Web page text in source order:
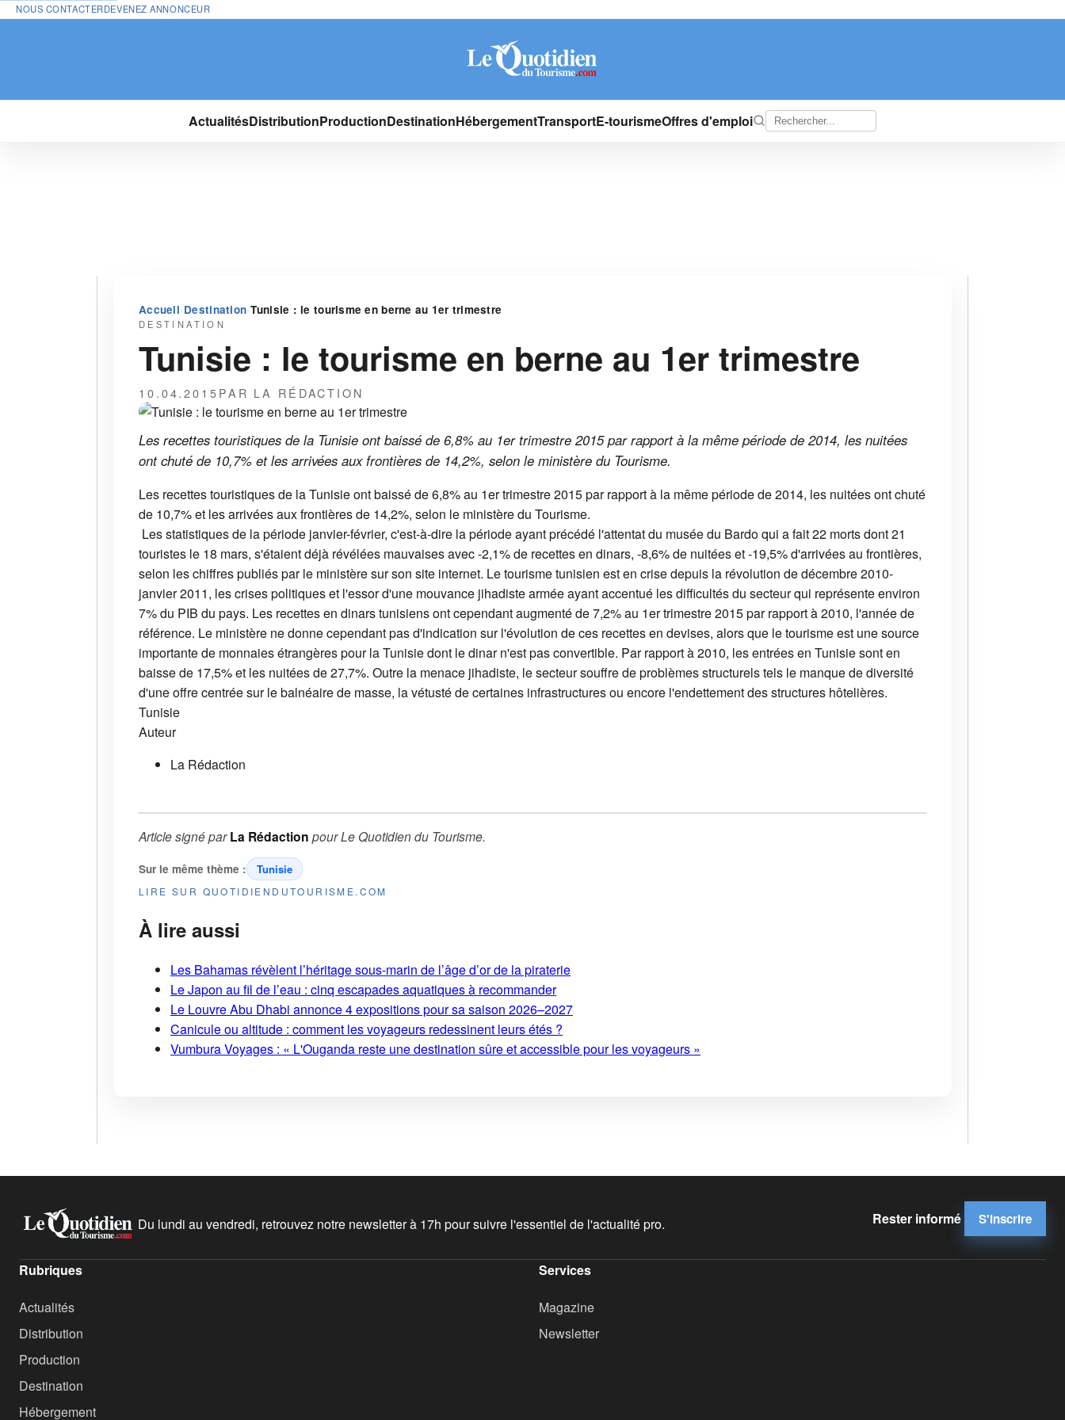
NOUS CONTACTERDEVENEZ ANNONCEUR
ActualitésDistributionProductionDestinationHébergementTransportE-tourismeOffres d'emploi
Accueil›Destination›Tunisie : le tourisme en berne au 1er trimestre
DESTINATION
Tunisie : le tourisme en berne au 1er trimestre
10.04.2015PAR LA RÉDACTION
Les recettes touristiques de la Tunisie ont baissé de 6,8% au 1er trimestre 2015 par rapport à la même période de 2014, les nuitées
ont chuté de 10,7% et les arrivées aux frontières de 14,2%, selon le ministère du Tourisme.
Les recettes touristiques de la Tunisie ont baissé de 6,8% au 1er trimestre 2015 par rapport à la même période de 2014, les nuitées ont chuté
de 10,7% et les arrivées aux frontières de 14,2%, selon le ministère du Tourisme.
Les statistiques de la période janvier-février, c'est-à-dire la période ayant précédé l'attentat du musée du Bardo qui a fait 22 morts dont 21
touristes le 18 mars, s'étaient déjà révélées mauvaises avec -2,1% de recettes en dinars, -8,6% de nuitées et -19,5% d'arrivées au frontières,
selon les chiffres publiés par le ministère sur son site internet. Le tourisme tunisien est en crise depuis la révolution de décembre 2010-
janvier 2011, les crises politiques et l'essor d'une mouvance jihadiste armée ayant accentué les difficultés du secteur qui représente environ
7% du PIB du pays. Les recettes en dinars tunisiens ont cependant augmenté de 7,2% au 1er trimestre 2015 par rapport à 2010, l'année de
référence. Le ministère ne donne cependant pas d'indication sur l'évolution de ces recettes en devises, alors que le tourisme est une source
importante de monnaies étrangères pour la Tunisie dont le dinar n'est pas convertible. Par rapport à 2010, les entrées en Tunisie sont en
baisse de 17,5% et les nuitées de 27,7%. Outre la menace jihadiste, le secteur souffre de problèmes structurels tels le manque de diversité
d'une offre centrée sur le balnéaire de masse, la vétusté de certaines infrastructures ou encore l'endettement des structures hôtelières.
Tunisie
Auteur
La Rédaction
Article signé parLa Rédaction pourLe Quotidien du Tourisme.
Sur le même thème : Tunisie
LIRE SUR QUOTIDIENDUTOURISME.COM
À lire aussi
Les Bahamas révèlent l’héritage sous-marin de l’âge d’or de la piraterie
Le Japon au fil de l’eau : cinq escapades aquatiques à recommander
Le Louvre Abu Dhabi annonce 4 expositions pour sa saison 2026–2027
Canicule ou altitude : comment les voyageurs redessinent leurs étés ?
Vumbura Voyages : « L'Ouganda reste une destination sûre et accessible pour les voyageurs »
Du lundi au vendredi, retrouvez notre newsletter à 17h pour suivre l'essentiel de l'actualité pro. Rester informé S'inscrire
Rubriques
Actualités
Distribution
Production
Destination
Hébergement
Services
Magazine
Newsletter